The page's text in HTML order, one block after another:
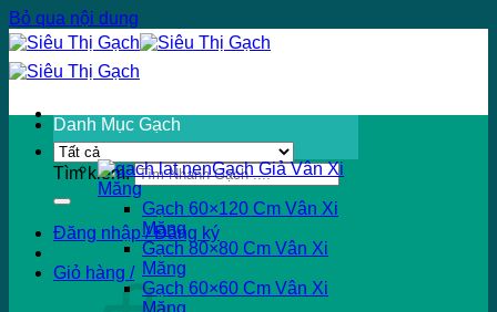
Bỏ qua nội dung
Tìm kiếm:
Đăng nhập / Đăng ký
Giỏ hàng /
Danh Mục Gạch
Gạch Giả Vân Xi
Măng
Gạch 60×120 Cm Vân Xi
Măng
Gạch 80×80 Cm Vân Xi
Măng
Gạch 60×60 Cm Vân Xi
Măng